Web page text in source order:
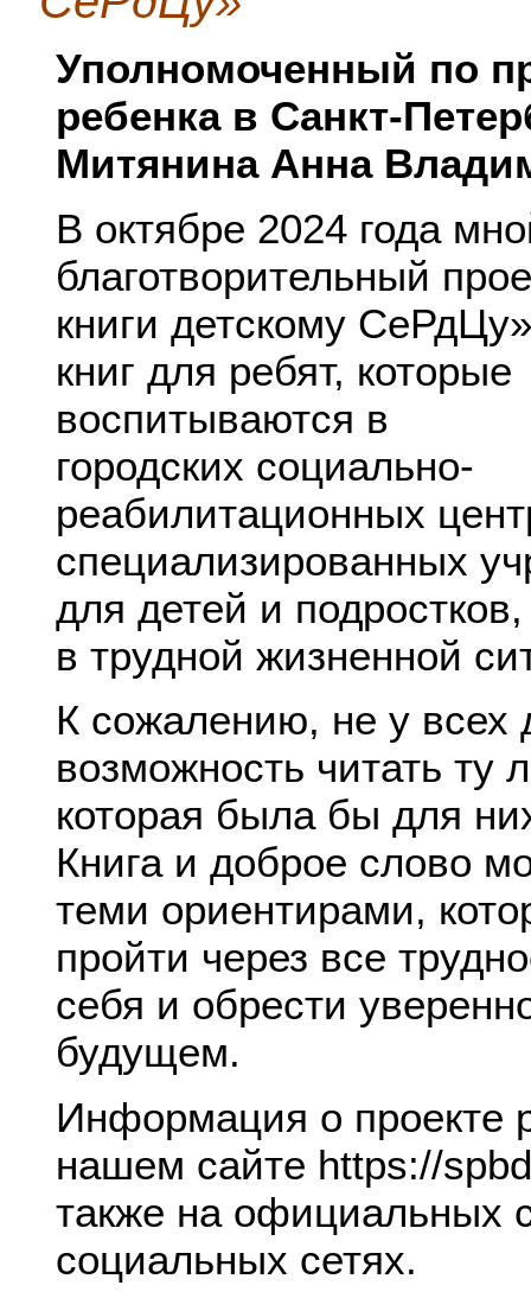
Уполномоченный по
ребенка в Санкт-
Митянина Анна
В октябре 2024 года
благотворительный
книги детскому
книг для ребят, которые
воспитываются в
городских социально-
реабилитационных
специализированных
для детей и
в трудной жизненной
К сожалению, не у всех
возможность читать ту
которая была бы для
Книга и доброе слово
теми ориентирами,
пройти через все
себя и обрести
будущем.
Информация о проекте
нашем сайте https://
также на официальных
социальных сетях.